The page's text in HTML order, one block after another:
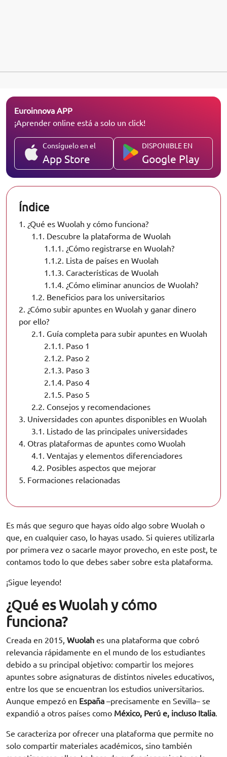
Euroinnova APP
¡Aprender online está a solo un click!
Consíguelo en el
App Store
DISPONIBLE EN
Google Play
Índice
1. ¿Qué es Wuolah y cómo funciona?
1.1. Descubre la plataforma de Wuolah
1.1.1. ¿Cómo registrarse en Wuolah?
1.1.2. Lista de países en Wuolah
1.1.3. Características de Wuolah
1.1.4. ¿Cómo eliminar anuncios de Wuolah?
1.2. Beneficios para los universitarios
2. ¿Cómo subir apuntes en Wuolah y ganar dinero
por ello?
2.1. Guía completa para subir apuntes en Wuolah
2.1.1. Paso 1
2.1.2. Paso 2
2.1.3. Paso 3
2.1.4. Paso 4
2.1.5. Paso 5
2.2. Consejos y recomendaciones
3. Universidades con apuntes disponibles en Wuolah
3.1. Listado de las principales universidades
4. Otras plataformas de apuntes como Wuolah
4.1. Ventajas y elementos diferenciadores
4.2. Posibles aspectos que mejorar
5. Formaciones relacionadas
Es más que seguro que hayas oído algo sobre Wuolah o
que, en cualquier caso, lo hayas usado. Si quieres utilizarla
por primera vez o sacarle mayor provecho, en este post, te
contamos todo lo que debes saber sobre esta plataforma.
¡Sigue leyendo!
¿Qué es Wuolah y cómo
funciona?
Creada en 2015, Wuolah es una plataforma que cobró
relevancia rápidamente en el mundo de los estudiantes
debido a su principal objetivo: compartir los mejores
apuntes sobre asignaturas de distintos niveles educativos,
entre los que se encuentran los estudios universitarios.
Aunque empezó en España –precisamente en Sevilla– se
expandió a otros países como México, Perú e, incluso Italia.
Se caracteriza por ofrecer una plataforma que permite no
solo compartir materiales académicos, sino también